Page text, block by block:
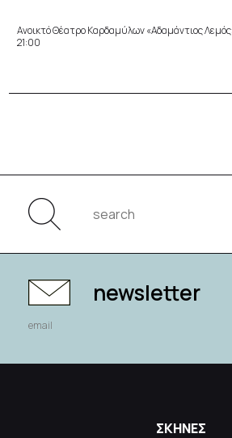
Ανοικτό Θέατρο Καρδαμύλων «Αδαμάντιος
21:00
newsletter
ΣΚΗΝΕΣ